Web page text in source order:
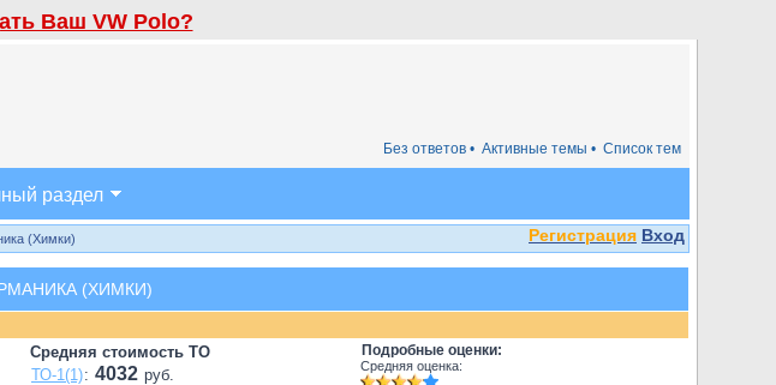
Ваш VW Polo?
Список тем
Активные темы •
Без ответов •
раздел
Регистрация Вход
(Химки)
(ХИМКИ)
Средняя стоимость ТО
ТО-1(1): 4032 руб.
Подробные оценки:
Средняя оценка: